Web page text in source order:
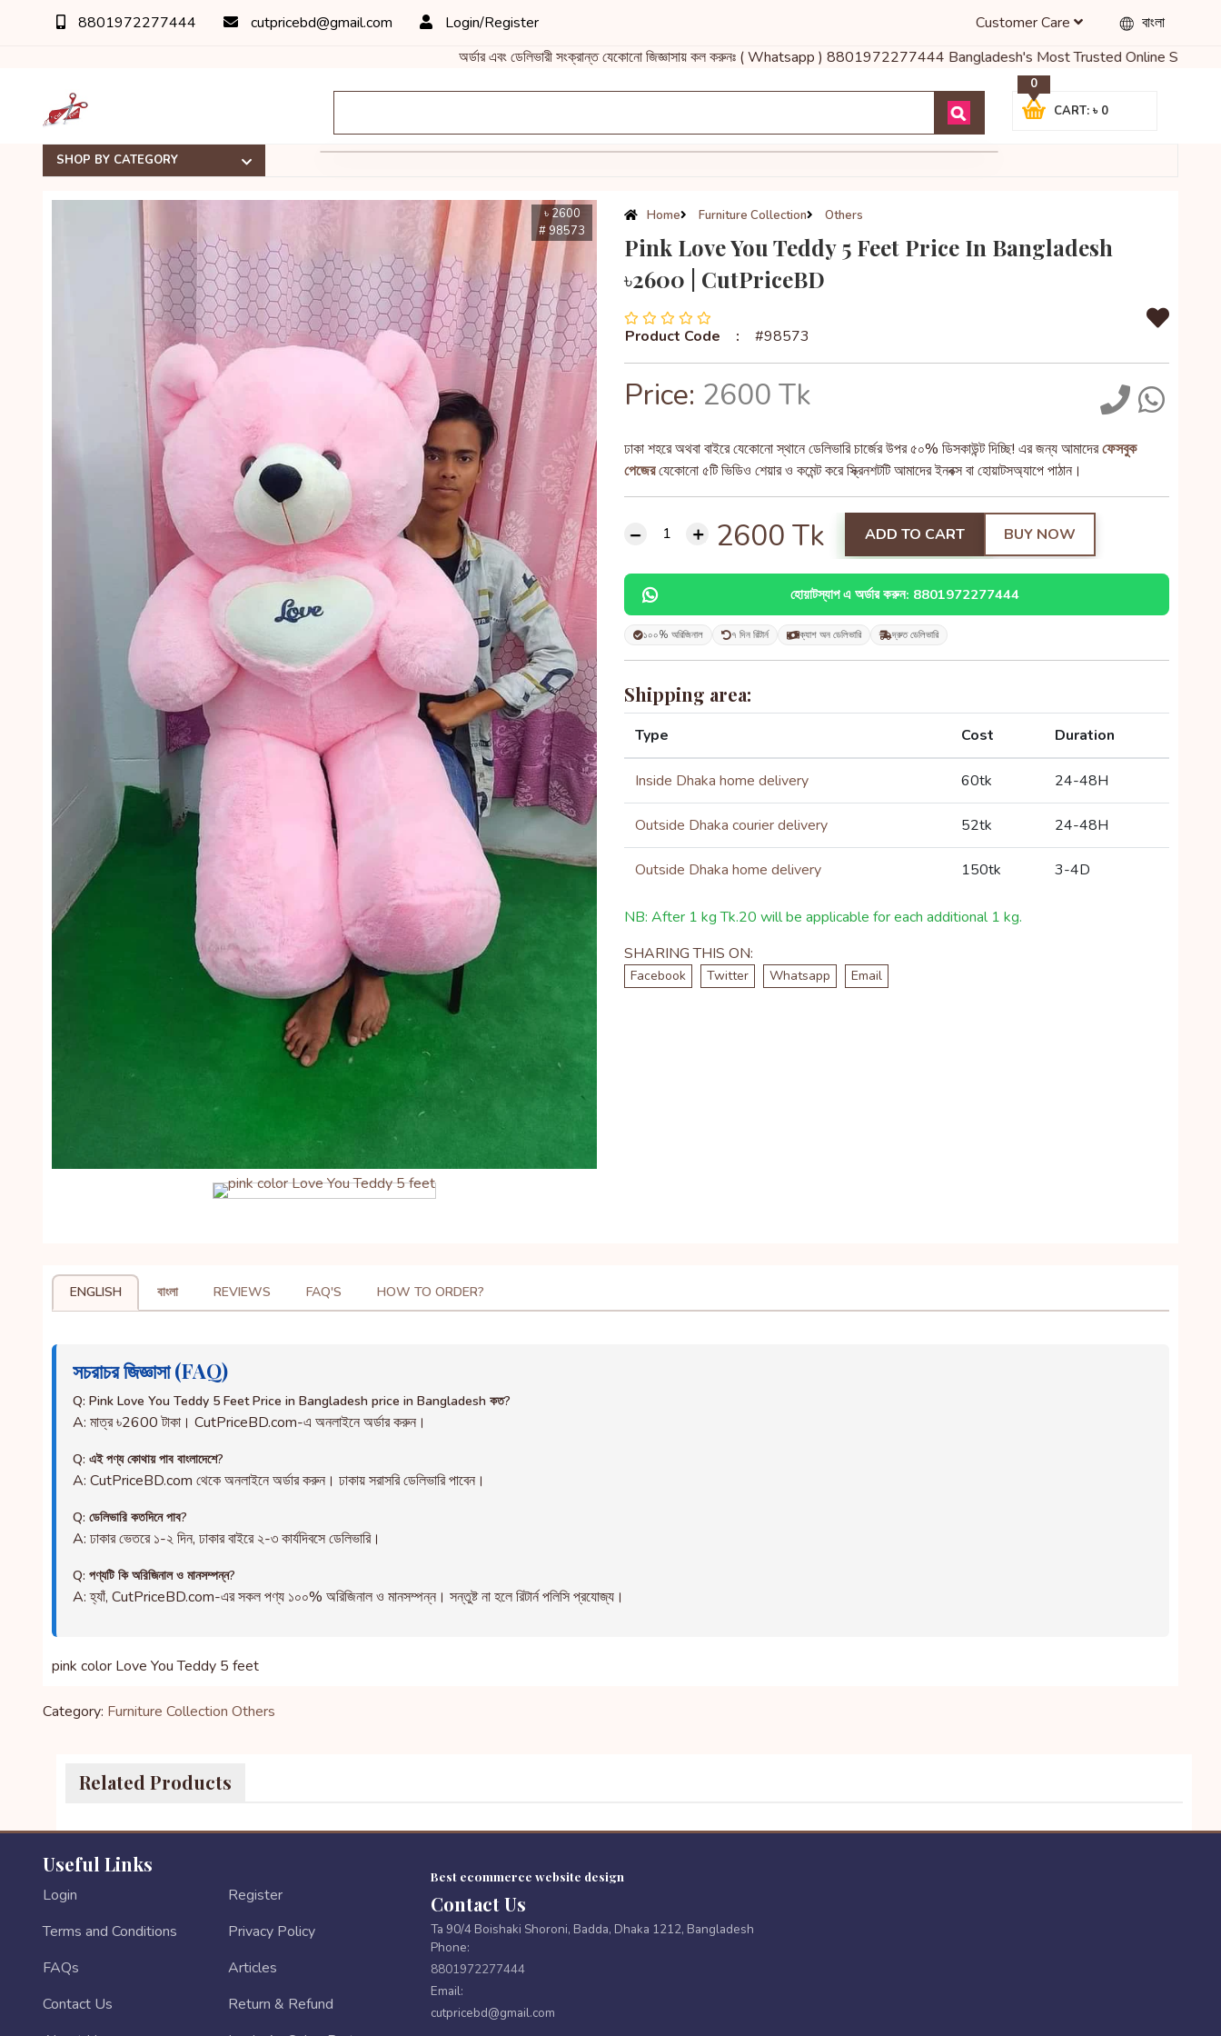
8801972277444 cutpricebd@gmail.com Login/Register বাংলা
Customer Care
অর্ডার এবং ডেলিভারী সংক্রান্ত যেকোনো জিজ্ঞাসায় কল করুনঃ ( Whatsapp ) 8801972277444 Bangladesh's Most Trusted Online Shop for
CART: ৳ 0
0
SHOP BY CATEGORY
৳ 2600
# 98573
Home Furniture Collection Others
Pink Love You Teddy 5 Feet Price In Bangladesh
৳2600 | CutPriceBD
Product Code : #98573
Price: 2600 Tk
ঢাকা শহরে অথবা বাইরে যেকোনো স্থানে ডেলিভারি চার্জের উপর ৫০% ডিসকাউন্ট দিচ্ছি! এর জন্য আমাদেরফেসবুক
পেজেরযেকোনো ৫টি ভিডিও শেয়ার ও কমেন্ট করে স্ক্রিনশটটি আমাদের ইনবক্স বা হোয়াটসঅ্যাপে পাঠান।
2600 Tk ADD TO CART BUY NOW
হোয়াটস্যাপ এ অর্ডার করুন: 8801972277444
১০০% অরিজিনাল ৭ দিন রিটার্ন ক্যাশ অন ডেলিভারি দ্রুত ডেলিভারি
Shipping area:
Type Cost Duration
Inside Dhaka home delivery 60tk 24-48H
Outside Dhaka courier delivery 52tk 24-48H
Outside Dhaka home delivery 150tk 3-4D
NB: After 1 kg Tk.20 will be applicable for each additional 1 kg.
SHARING THIS ON:
Facebook Twitter Whatsapp Email
ENGLISH বাংলা REVIEWS FAQ'S HOW TO ORDER?
সচরাচর জিজ্ঞাসা (FAQ)
Q: Pink Love You Teddy 5 Feet Price in Bangladesh price in Bangladesh কত?
A: মাত্র ৳2600 টাকা। CutPriceBD.com-এ অনলাইনে অর্ডার করুন।
Q: এই পণ্য কোথায় পাব বাংলাদেশে?
A: CutPriceBD.com থেকে অনলাইনে অর্ডার করুন। ঢাকায় সরাসরি ডেলিভারি পাবেন।
Q: ডেলিভারি কতদিনে পাব?
A: ঢাকার ভেতরে ১-২ দিন, ঢাকার বাইরে ২-৩ কার্যদিবসে ডেলিভারি।
Q: পণ্যটি কি অরিজিনাল ও মানসম্পন্ন?
A: হ্যাঁ, CutPriceBD.com-এর সকল পণ্য ১০০% অরিজিনাল ও মানসম্পন্ন। সন্তুষ্ট না হলে রিটার্ন পলিসি প্রযোজ্য।
pink color Love You Teddy 5 feet
Category: Furniture Collection Others
Related Products
Useful Links
Login
Register
Terms and Conditions
Privacy Policy
FAQs
Articles
Contact Us
Return & Refund
Best ecommerce website design
Contact Us
Ta 90/4 Boishaki Shoroni, Badda, Dhaka 1212, Bangladesh
Phone:
8801972277444
Email:
cutpricebd@gmail.com